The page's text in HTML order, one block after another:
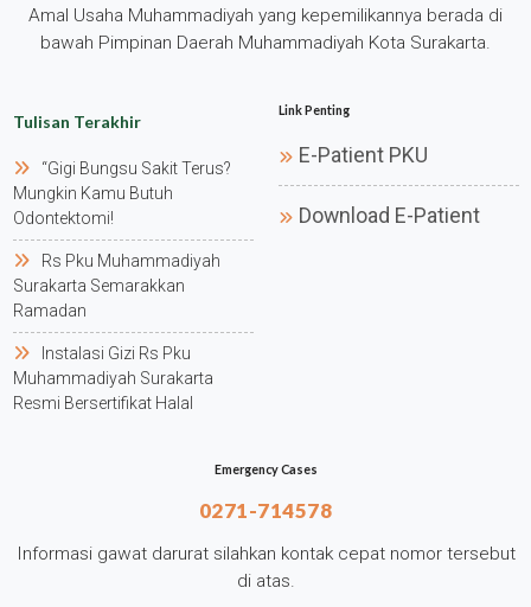
Amal Usaha Muhammadiyah yang kepemilikannya berada di
bawah Pimpinan Daerah Muhammadiyah Kota Surakarta.
Tulisan Terakhir
“gigi Bungsu Sakit Terus?
Mungkin Kamu Butuh
Odontektomi!
Rs Pku Muhammadiyah
Surakarta Semarakkan
Ramadan
Instalasi Gizi Rs Pku
Muhammadiyah Surakarta
Resmi Bersertifikat Halal
Link Penting
E-Patient PKU
Download E-Patient
Emergency Cases
0271-714578
Informasi gawat darurat silahkan kontak cepat nomor tersebut
di atas.